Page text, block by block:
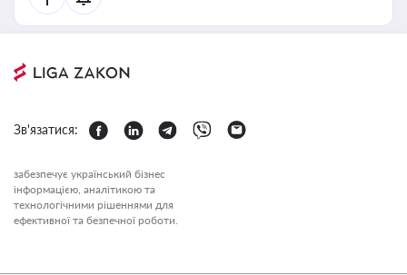
Зв'язатися:
забезпечує український бізнес
інформацією, аналітикою та
технологічними рішеннями для
ефективної та безпечної роботи.